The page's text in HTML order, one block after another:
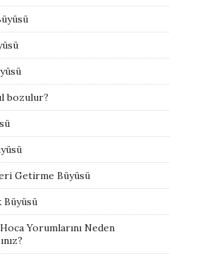
bozulur?
Getirme Büyüsü
Yorumlarını Neden